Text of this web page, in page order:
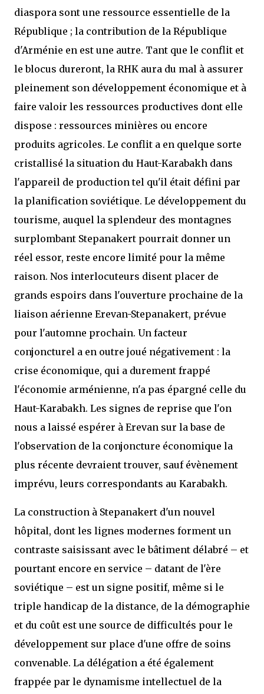
diaspora sont une ressource essentielle de la
République ; la contribution de la République
d'Arménie en est une autre. Tant que le conflit et
le blocus dureront, la RHK aura du mal à assurer
pleinement son développement économique et à
faire valoir les ressources productives dont elle
dispose : ressources minières ou encore
produits agricoles. Le conflit a en quelque sorte
cristallisé la situation du Haut-Karabakh dans
l'appareil de production tel qu'il était défini par
la planification soviétique. Le développement du
tourisme, auquel la splendeur des montagnes
surplombant Stepanakert pourrait donner un
réel essor, reste encore limité pour la même
raison. Nos interlocuteurs disent placer de
grands espoirs dans l'ouverture prochaine de la
liaison aérienne Erevan-Stepanakert, prévue
pour l'automne prochain. Un facteur
conjoncturel a en outre joué négativement : la
crise économique, qui a durement frappé
l'économie arménienne, n'a pas épargné celle du
Haut-Karabakh. Les signes de reprise que l'on
nous a laissé espérer à Erevan sur la base de
l'observation de la conjoncture économique la
plus récente devraient trouver, sauf évènement
imprévu, leurs correspondants au Karabakh.
La construction à Stepanakert d'un nouvel
hôpital, dont les lignes modernes forment un
contraste saisissant avec le bâtiment délabré – et
pourtant encore en service – datant de l'ère
soviétique – est un signe positif, même si le
triple handicap de la distance, de la démographie
et du coût est une source de difficultés pour le
développement sur place d'une offre de soins
convenable. La délégation a été également
frappée par le dynamisme intellectuel de la